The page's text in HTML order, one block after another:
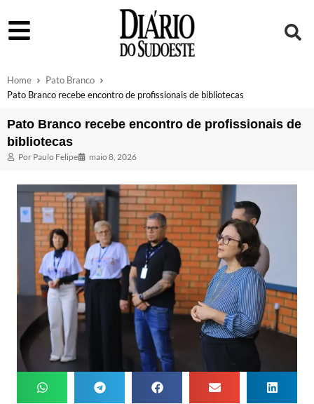
Home
Pato Branco
Pato Branco recebe encontro de profissionais de bibliotecas
Pato Branco recebe encontro de profissionais de
bibliotecas
Por Paulo Felipe maio 8, 2026